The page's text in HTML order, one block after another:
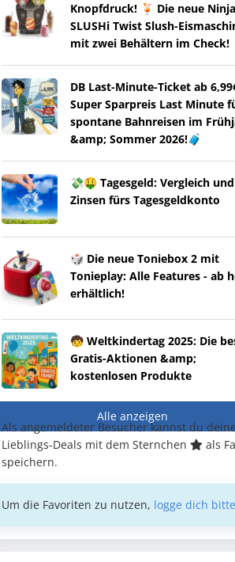
Knopfdruck! 🍹 Die neue Ninja
SLUSHi Twist Slush-
mit zwei Behältern im Check!
DB Last-Minute-Ticket ab
Super Sparpreis Last Minute
spontane Bahnreisen im
&amp; Sommer 2026!🧳
💸🤑 Tagesgeld: Vergleich und
Zinsen fürs Tagesgeldkonto
🎲 Die neue Toniebox 2 mit
Tonieplay: Alle Features - ab
erhältlich!
🧒 Weltkindertag 2025: Die
Gratis-Aktionen &amp;
kostenlosen Produkte
Alle anzeigen
Als angemeldeter Besucher kannst du deine
Lieblings-Deals mit dem Sternchen
als
speichern.
Um die Favoriten zu nutzen, logge dich